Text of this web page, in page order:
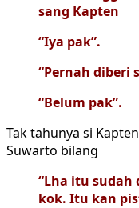
sang Kapten
“Iya pak”.
“Pernah diberi
“Belum pak”.
Tak tahunya si
Suwarto bilang
“Lha itu sudah
kok. Itu kan